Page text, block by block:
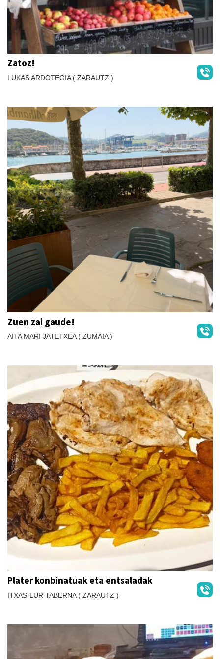
Zatoz!
LUKAS ARDOTEGIA ( ZARAUTZ )
Zuen zai gaude!
AITA MARI JATETXEA ( ZUMAIA )
Plater konbinatuak eta entsaladak
ITXAS-LUR TABERNA ( ZARAUTZ )